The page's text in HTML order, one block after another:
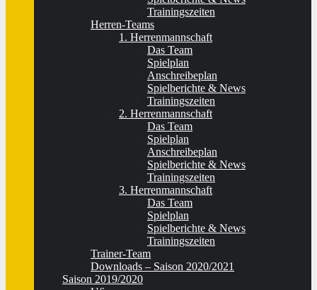
Trainingszeiten
Herren-Teams
1. Herrenmannschaft
Das Team
Spielplan
Anschreibeplan
Spielberichte & News
Trainingszeiten
2. Herrenmannschaft
Das Team
Spielplan
Anschreibeplan
Spielberichte & News
Trainingszeiten
3. Herrenmannschaft
Das Team
Spielplan
Spielberichte & News
Trainingszeiten
Trainer-Team
Downloads – Saison 2020/2021
Saison 2019/2020